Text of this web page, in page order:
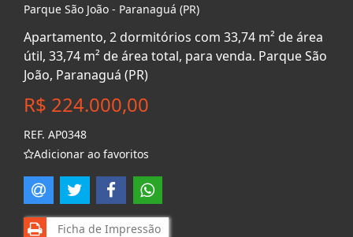
Parque São João - Paranaguá (PR)
Apartamento, 2 dormitórios com 33,74 m² de área
útil, 33,74 m² de área total, para venda. Parque São
João, Paranaguá (PR)
R$ 224.000,00
REF. AP0348
Adicionar ao favoritos
Ficha de Impressão